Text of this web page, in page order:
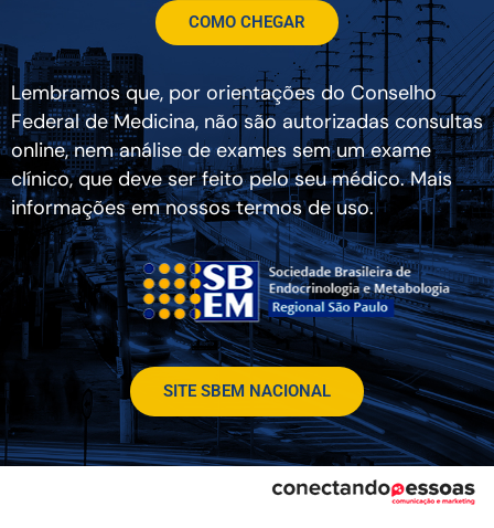
COMO CHEGAR
Lembramos que, por orientações do Conselho
Federal de Medicina, não são autorizadas consultas
online, nem análise de exames sem um exame
clínico, que deve ser feito pelo seu médico. Mais
informações em nossos termos de uso.
SITE SBEM NACIONAL